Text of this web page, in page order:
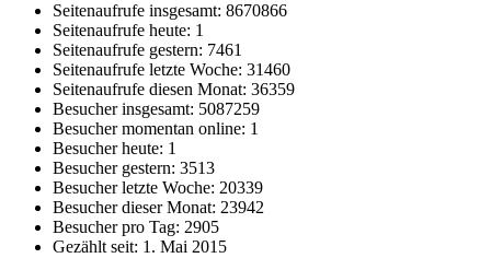
Seitenaufrufe insgesamt: 8670866
Seitenaufrufe heute: 1
Seitenaufrufe gestern: 7461
Seitenaufrufe letzte Woche: 31460
Seitenaufrufe diesen Monat: 36359
Besucher insgesamt: 5087259
Besucher momentan online: 1
Besucher heute: 1
Besucher gestern: 3513
Besucher letzte Woche: 20339
Besucher dieser Monat: 23942
Besucher pro Tag: 2905
Gezählt seit: 1. Mai 2015